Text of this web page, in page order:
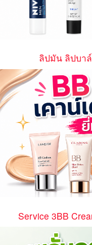
ลิปมัน ลิปบา
Service 3BB